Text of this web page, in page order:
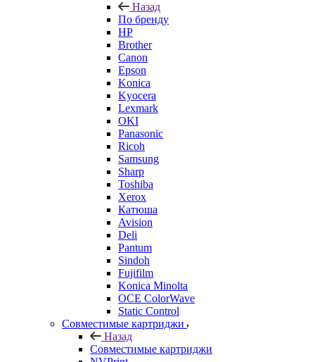
Назад
По бренду
HP
Brother
Canon
Epson
Konica
Kyocera
Lexmark
OKI
Panasonic
Ricoh
Samsung
Sharp
Toshiba
Xerox
Катюша
Avision
Deli
Pantum
Sindoh
Fujifilm
Konica Minolta
OCE ColorWave
Static Control
Совместимые картриджи
Назад
Совместимые картриджи